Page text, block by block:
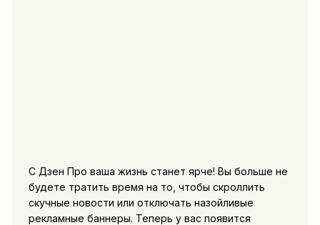
С Дзен Про ваша жизнь станет ярче! Вы больше не
будете тратить время на то, чтобы скроллить
скучные новости или отключать назойливые
рекламные баннеры. Теперь у вас появится